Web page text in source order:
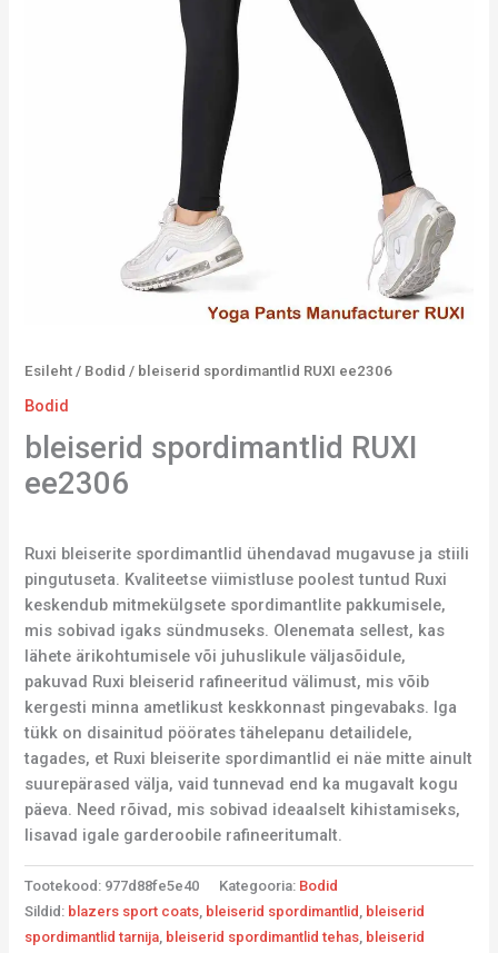
Esileht / Bodid / bleiserid spordimantlid RUXI ee2306
Bodid
bleiserid spordimantlid RUXI
ee2306
Ruxi bleiserite spordimantlid ühendavad mugavuse ja stiili
pingutuseta. Kvaliteetse viimistluse poolest tuntud Ruxi
keskendub mitmekülgsete spordimantlite pakkumisele,
mis sobivad igaks sündmuseks. Olenemata sellest, kas
lähete ärikohtumisele või juhuslikule väljasõidule,
pakuvad Ruxi bleiserid rafineeritud välimust, mis võib
kergesti minna ametlikust keskkonnast pingevabaks. Iga
tükk on disainitud pöörates tähelepanu detailidele,
tagades, et Ruxi bleiserite spordimantlid ei näe mitte ainult
suurepärased välja, vaid tunnevad end ka mugavalt kogu
päeva. Need rõivad, mis sobivad ideaalselt kihistamiseks,
lisavad igale garderoobile rafineeritumalt.
Tootekood: 977d88fe5e40 Kategooria: Bodid
Sildid: blazers sport coats, bleiserid spordimantlid , bleiserid
spordimantlid tarnija, bleiserid spordimantlid tehas, bleiserid